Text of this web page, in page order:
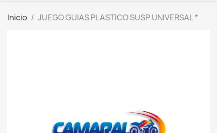
Inicio JUEGO GUIAS PLASTICO SUSP UNIVERSAL *